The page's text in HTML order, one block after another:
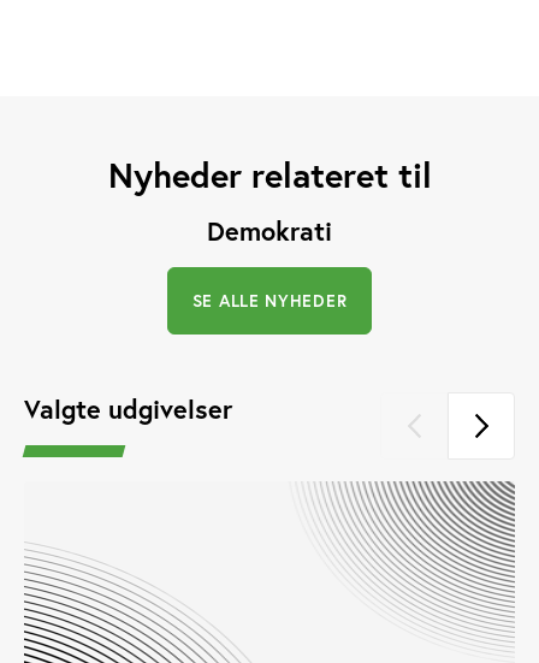
Nyheder relateret til
Demokrati
SE ALLE NYHEDER
Valgte udgivelser